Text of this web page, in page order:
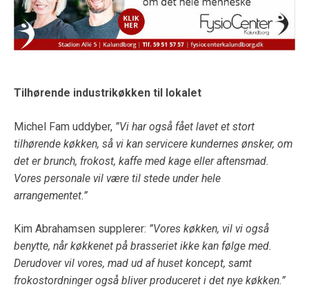
Tilhørende industrikøkken til lokalet
Michel Fam uddyber, ”Vi har også fået lavet et stort
tilhørende køkken, så vi kan servicere kundernes ønsker, om
det er brunch, frokost, kaffe med kage eller aftensmad.
Vores personale vil være til stede under hele
arrangementet.”
Kim Abrahamsen supplerer: ”Vores køkken, vil vi også
benytte, når køkkenet på brasseriet ikke kan følge med.
Derudover vil vores, mad ud af huset koncept, samt
frokostordninger også bliver produceret i det nye køkken.”